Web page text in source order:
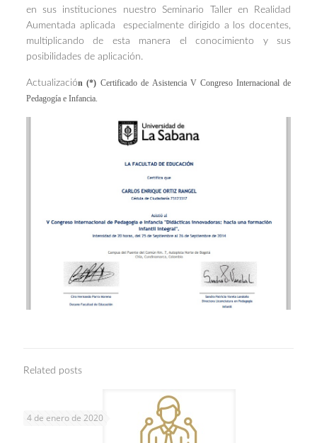
en sus instituciones nuestroSeminario Taller en Realidad
Aumentada aplicada especialmente dirigido a los docentes,
multiplicando de esta manera el conocimiento y sus
posibilidades de aplicación.
Actualización (*) Certificado de Asistencia V Congreso Internacional de
Pedagogía e Infancia.
Related posts
4 de enero de 2020